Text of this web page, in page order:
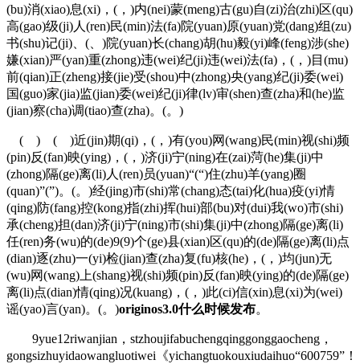
(bu)消(xiao)息(xi)，(，)内(nei)蒙(meng)古(gu)自(zi)治(zhi)区(qu)
高(gao)级(ji)人(ren)民(min)法(fa)院(yuan)原(yuan)党(dang)组(zu)
书(shu)记(ji)、(、)院(yuan)长(chang)胡(hu)毅(yi)峰(feng)涉(she)
嫌(xian)严(yan)重(zhong)违(wei)纪(ji)违(wei)法(fa)，(，)目(mu)
前(qian)正(zheng)接(jie)受(shou)中(zhong)央(yang)纪(ji)委(wei)
国(guo)家(jia)监(jian)委(wei)纪(ji)律(lv)审(shen)查(zha)和(he)监
(jian)察(cha)调(tiao)查(zha)。(。)
( ) ( )近(jin)期(qi)，(，)有(you)网(wang)民(min)视(shi)频
(pin)反(fan)映(ying)，(，)济(ji)宁(ning)在(zai)菏(he)集(ji)中
(zhong)隔(ge)离(li)人(ren)员(yuan)“(“)住(zhu)羊(yang)圈
(quan)”(”)。(。)经(jing)市(shi)常(chang)态(tai)化(hua)疫(yi)情
(qing)防(fang)控(kong)指(zhi)挥(hui)部(bu)对(dui)我(wo)市(shi)
承(cheng)担(dan)济(ji)宁(ning)市(shi)集(ji)中(zhong)隔(ge)离(li)
任(ren)务(wu)的(de)9(9)个(ge)县(xian)区(qu)的(de)隔(ge)离(li)点
(dian)逐(zhu)一(yi)检(jian)查(zha)复(fu)核(he)，(，)均(jun)无
(wu)网(wang)上(shang)视(shi)频(pin)反(fan)映(ying)的(de)隔(ge)
离(li)点(dian)情(qing)况(kuang)，(，)此(ci)信(xin)息(xi)为(wei)
谣(yao)言(yan)。(。)originos3.0什么时候发布。
9yue12riwanjian，stzhoujifabuchengqinggonggaocheng，
gongsizhuyidaowangluotiwei《yichangtuokouxiudaihuo“600759”！